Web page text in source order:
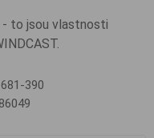
- to jsou vlastnosti
390